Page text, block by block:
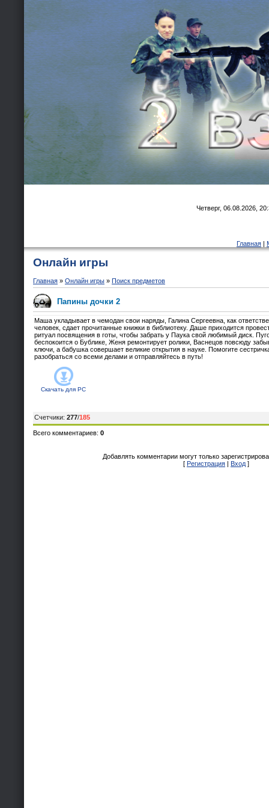
Четверг, 06.08.2026,
Главная
Онлайн игры
Главная » Онлайн игры » Поиск предметов
Папины дочки 2
Маша укладывает в чемодан свои наряды, Галина Сергеевна, как
человек, сдает прочитанные книжки в библиотеку. Даше приходится
ритуал посвящения в готы, чтобы забрать у Паука свой любимый диск.
беспокоится о Бублике, Женя ремонтирует ролики, Васнецов повсюду
ключи, а бабушка совершает великие открытия в науке. Помогите
разобраться со всеми делами и отправляйтесь в путь!
Скачать для PC
Счетчики: 277/185
Всего комментариев: 0
Добавлять комментарии могут только
[ Регистрация | Вход ]